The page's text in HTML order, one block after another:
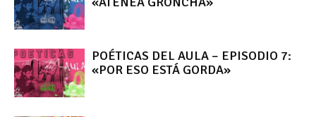
POÉTICAS DEL AULA – EPISODIO 7:
«POR ESO ESTÁ GORDA»